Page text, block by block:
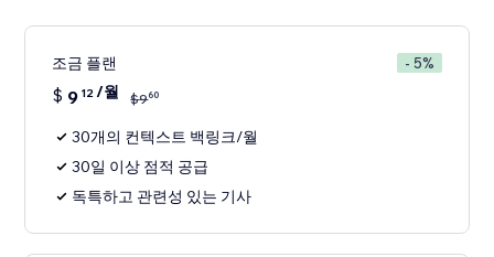
조금 플랜 - 5%
$ 9 12/월 $960
30개의 컨텍스트 백링크/월
30일 이상 점적 공급
독특하고 관련성 있는 기사